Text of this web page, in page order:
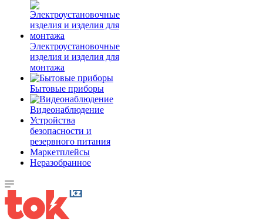
Электроустановочные
изделия и изделия для
монтажа
Бытовые приборы
Видеонаблюдение
Устройства
безопасности и
резервного питания
Маркетплейсы
Неразобранное